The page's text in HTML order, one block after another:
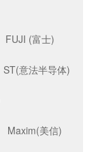
FUJI (富士)
ST(意法半导体)
Maxim(美信)